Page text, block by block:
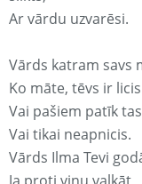
Ar vārdu uzvarēsi.
Vārds katram savs
Ko māte, tēvs ir
Vai pašiem patīk
Vai tikai neapnicis.
Vārds Ilma Tevi